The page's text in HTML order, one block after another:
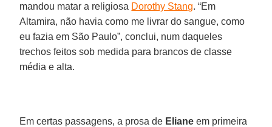
mandou matar a religiosa Dorothy Stang. “Em
Altamira, não havia como me livrar do sangue, como
eu fazia em São Paulo”, conclui, num daqueles
trechos feitos sob medida para brancos de classe
média e alta.
Em certas passagens, a prosa de Eliane em primeira